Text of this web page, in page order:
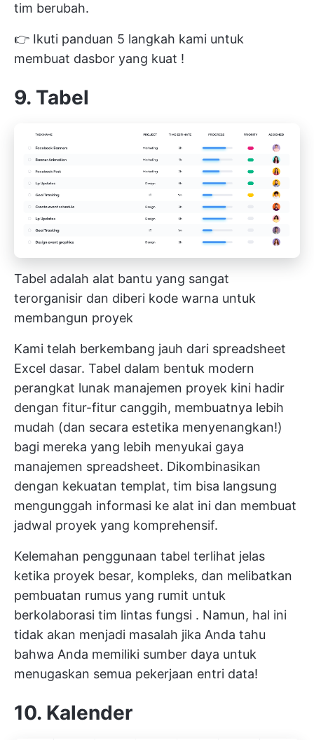
tim berubah.
👉 Ikuti panduan 5 langkah kami untuk
membuat dasbor yang kuat !
9. Tabel
Tabel adalah alat bantu yang sangat
terorganisir dan diberi kode warna untuk
membangun proyek
Kami telah berkembang jauh dari spreadsheet
Excel dasar. Tabel dalam bentuk modern
perangkat lunak manajemen proyek kini hadir
dengan fitur-fitur canggih, membuatnya lebih
mudah (dan secara estetika menyenangkan!)
bagi mereka yang lebih menyukai gaya
manajemen spreadsheet. Dikombinasikan
dengan kekuatan templat, tim bisa langsung
mengunggah informasi ke alat ini dan membuat
jadwal proyek yang komprehensif.
Kelemahan penggunaan tabel terlihat jelas
ketika proyek besar, kompleks, dan melibatkan
pembuatan rumus yang rumit untuk
berkolaborasi tim lintas fungsi . Namun, hal ini
tidak akan menjadi masalah jika Anda tahu
bahwa Anda memiliki sumber daya untuk
menugaskan semua pekerjaan entri data!
10. Kalender